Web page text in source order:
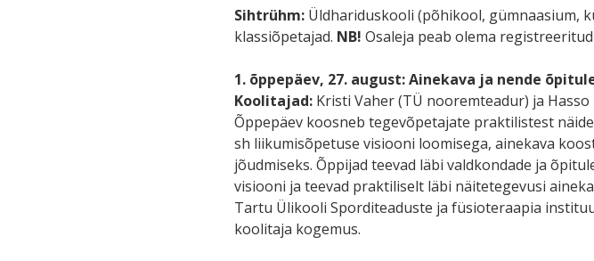
Sihtrühm:Üldhariduskooli (põhikool, gümnaasium,
klassiõpetajad. NB! Osaleja peab olema
1. õppepäev, 27. august:Ainekava ja nende
Koolitajad:Kristi Vaher (TÜ nooremteadur) ja
Õppepäev koosneb tegevõpetajate praktilistest
sh liikumisõpetuse visiooni loomisega, ainekava
jõudmiseks. Õppijad teevad läbi valdkondade ja
visiooni ja teevad praktiliselt läbi näitetegevusi
Tartu Ülikooli Sporditeaduste ja füsioteraapia
koolitaja kogemus.